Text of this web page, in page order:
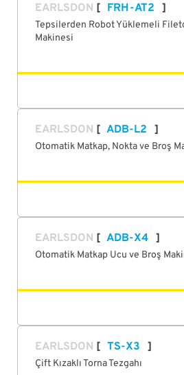
EARLSDON FRH-AT2
Tepsilerden Robot Yüklemeli
Makinesi
EARLSDON ADB-L2
Otomatik Matkap, Nokta ve Broş
EARLSDON ADB-X4
Otomatik Matkap Ucu ve Broş
EARLSDON TS-X3
Çift Kızaklı Torna Tezgahı